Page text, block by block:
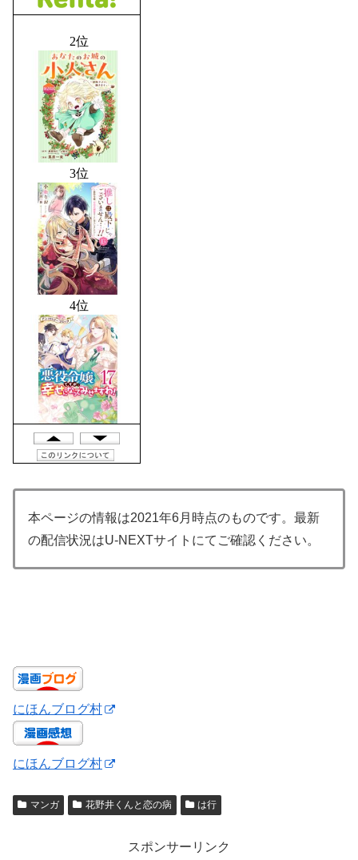
本ページの情報は2021年6月時点のものです。最新
の配信状況はU-NEXTサイトにて ご確認ください。
にほんブログ村
にほんブログ村
マンガ 花野井くんと恋の病 は行
スポンサーリンク